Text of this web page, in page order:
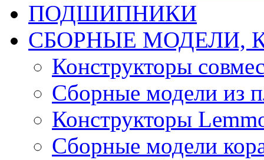
ПОДШИПНИКИ
CБОРНЫЕ МОДЕЛИ,
Конструкторы
Сборные модели из
Конструкторы
Сборные модели